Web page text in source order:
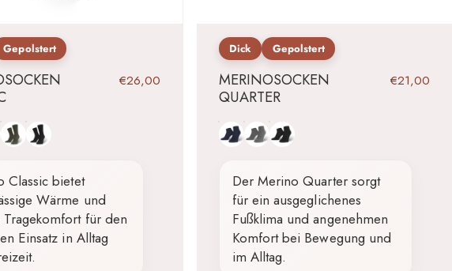
Gepolstert
€26,00
GrünSchwarz
Classic bietet
Wärme und
Tragekomfort für den
Einsatz in Alltag
Dick Gepolstert
MERINOSOCKEN
QUARTER
€21,00
BlauGrauSchwarz
Der Merino Quarter sorgt
für ein ausgeglichenes
Fußklima und angenehmen
Komfort bei Bewegung und
im Alltag.